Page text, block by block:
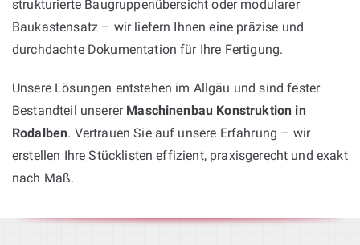
strukturierte Baugruppenübersicht oder modularer
Baukastensatz – wir liefern Ihnen eine präzise und
durchdachte Dokumentation für Ihre Fertigung.
Unsere Lösungen entstehen im Allgäu und sind fester
Bestandteil unserer Maschinenbau Konstruktion in
Rodalben. Vertrauen Sie auf unsere Erfahrung – wir
erstellen Ihre Stücklisten effizient, praxisgerecht und exakt
nach Maß.